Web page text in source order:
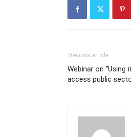
Previous article
Webinar on
access public